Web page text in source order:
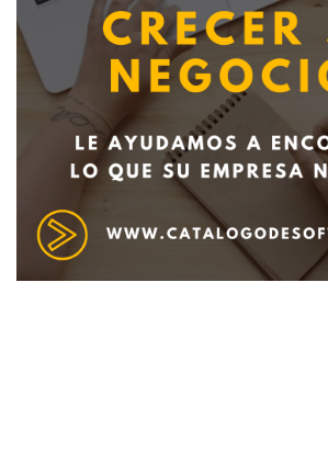
Deseo recibir información de
Servicios similares al